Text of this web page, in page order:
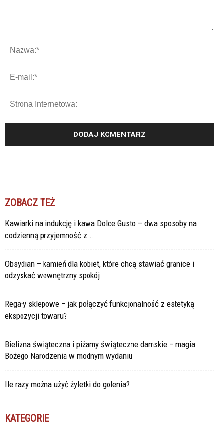
ZOBACZ TEŻ
Kawiarki na indukcję i kawa Dolce Gusto – dwa sposoby na
codzienną przyjemność z...
Obsydian – kamień dla kobiet, które chcą stawiać granice i
odzyskać wewnętrzny spokój
Regały sklepowe – jak połączyć funkcjonalność z estetyką
ekspozycji towaru?
Bielizna świąteczna i piżamy świąteczne damskie – magia
Bożego Narodzenia w modnym wydaniu
Ile razy można użyć żyletki do golenia?
KATEGORIE